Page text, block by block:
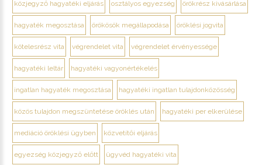
közjegyző hagyatéki eljárás osztályos egyezség örökrész kivásárlása
hagyaték megosztása örökösök megállapodása öröklési jogvita
kötelesrész vita végrendelet vita végrendelet érvényessége
hagyatéki leltár hagyatéki vagyonértékelés
ingatlan hagyaték megosztása hagyatéki ingatlan tulajdonközösség
közös tulajdon megszüntetése öröklés után hagyatéki per elkerülése
mediáció öröklési ügyben közvetítői eljárás
egyezség közjegyző előtt ügyvéd hagyatéki vita